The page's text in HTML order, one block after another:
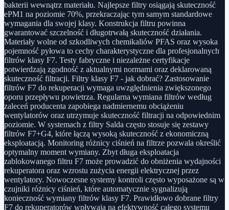
bakterii wewnątrz materiału. Najlepsze filtry osiągają skuteczność
ePM1 na poziomie 70%, przekraczając tym samym standardowe
wymagania dla swojej klasy. Konstrukcja filtru powinna
gwarantować szczelność i długotrwałą skuteczność działania.
Materiały wolne od szkodliwych chemikaliów PFAS oraz wysoka
pojemność pyłowa to cechy charakterystyczne dla profesjonalnych
filtrów klasy F7. Testy fabryczne i niezależne certyfikacje
potwierdzają zgodność z aktualnymi normami oraz deklarowaną
skuteczność filtracji. Filtry klasy F7 - jak dobrać? Zastosowanie
filtrów F7 do rekuperacji wymaga uwzględnienia zwiększonego
oporu przepływu powietrza. Regularna wymiana filtrów według
zaleceń producenta zapobiega nadmiernemu obciążeniu
wentylatorów oraz utrzymuje skuteczność filtracji na odpowiednim
poziomie. W systemach z filtry Salda często stosuje się zestawy
filtrów F7+G4, które łączą wysoką skuteczność z ekonomiczną
eksploatacją. Monitoring różnicy ciśnień na filtrze pozwala określić
optymalny moment wymiany. Zbyt długa eksploatacja
zablokowanego filtru F7 może prowadzić do obniżenia wydajności
rekuperatora oraz wzrostu zużycia energii elektrycznej przez
wentylatory. Nowoczesne systemy kontroli często wyposażone są w
czujniki różnicy ciśnień, które automatycznie sygnalizują
konieczność wymiany filtrów klasy F7. Prawidłowo dobrane filtry
F7 do rekuperatorów wpływają na efektywność całego systemu